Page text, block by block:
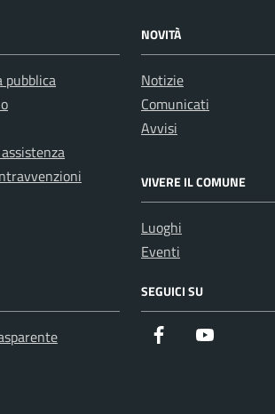
pubblica
NOVITÀ
Notizie
Comunicati
Avvisi
VIVERE IL COMUNE
Luoghi
Eventi
SEGUICI SU
Facebook